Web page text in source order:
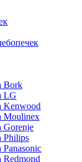
Bork
LG
Kenwood
Moulinex
Philips